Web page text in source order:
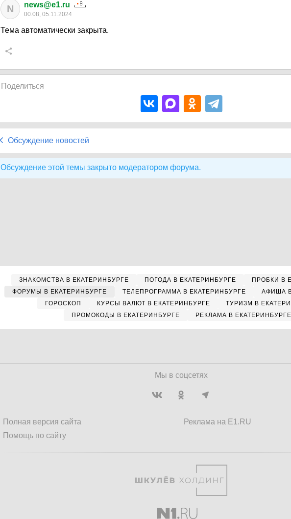
N news@e1.ru
00:08, 05.11.2024
Тема автоматически закрыта.
Поделиться
Обсуждение новостей
Обсуждение этой темы закрыто модератором форума.
ЗНАКОМСТВА В ЕКАТЕРИНБУРГЕ ПОГОДА В ЕКАТЕРИНБУРГЕ
ПРОБКИ В
ФОРУМЫ В ЕКАТЕРИНБУРГЕ
ТЕЛЕПРОГРАММА В ЕКАТЕРИНБУРГЕ
АФИША
ГОРОСКОП
КУРСЫ ВАЛЮТ В ЕКАТЕРИНБУРГЕ
ТУРИЗМ В
ПРОМОКОДЫ В ЕКАТЕРИНБУРГЕ
РЕКЛАМА В ЕКАТЕРИНБУРГЕ
Мы в соцсетях
Полная версия сайта
Помощь по сайту
Реклама на E1.RU